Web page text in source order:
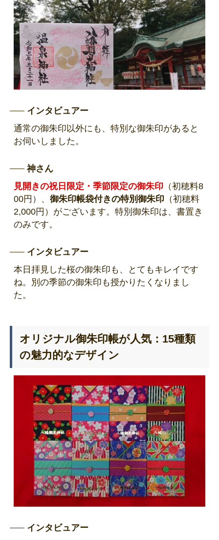
インタビュアー
通常の御朱印以外にも、特別な御朱印があると
お伺いしました。
神さん
見開きの祝日限定・季節限定の御朱印 （初穂料8
00円）、 御朱印帳袋付きの特別御朱印 （初穂料
2,000円）がございます。特別御朱印は、書置き
のみです。
インタビュアー
本日拝見した桜の御朱印も、とてもキレイです
ね。別の季節の御朱印も授かりたくなりまし
た。
オリジナル御朱印帳が人気：15種類
の魅力的なデザイン
インタビュアー